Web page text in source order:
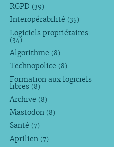
RGPD (39)
Interopérabilité (35)
Logiciels propriétaires
(34)
Algorithme (8)
Technopolice (8)
Formation aux logiciels
libres (8)
Archive (8)
Mastodon (8)
Santé (7)
Aprilien (7)